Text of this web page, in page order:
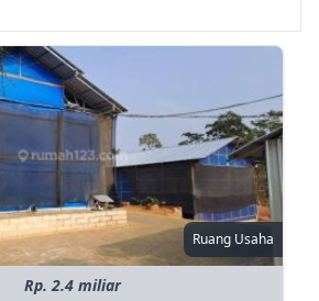
Ruang Usaha
Rp. 2.4 miliar